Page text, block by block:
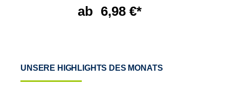
ab 6,98 €*
UNSERE HIGHLIGHTS DES MONATS